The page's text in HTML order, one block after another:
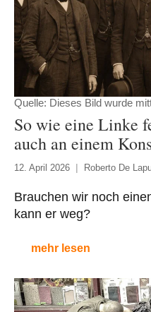
Quelle: Dieses Bild wurde
So wie eine Linke
auch an einem
12. April 2026 Roberto De
Brauchen wir noch
kann er weg?
mehr lesen